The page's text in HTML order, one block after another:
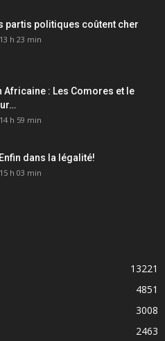
partis politiques coûtent cher
h 23 min
Africaine : Les Comores et le
h 59 min
dans la légalité!
h 03 min
13221
4851
3008
2463